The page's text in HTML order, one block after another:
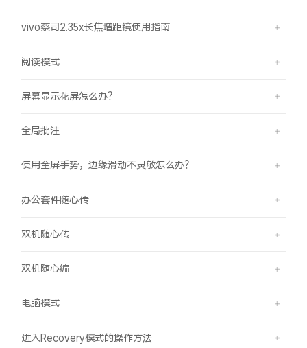
vivo蔡司2.35x长焦增距镜使用指南
阅读模式
屏幕显示花屏怎么办？
全局批注
使用全屏手势，边缘滑动不灵敏怎么办？
办公套件随心传
双机随心传
双机随心编
电脑模式
进入Recovery模式的操作方法